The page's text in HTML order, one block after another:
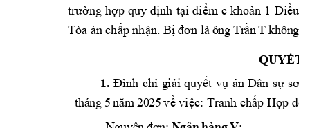
trường hợp quy định tại điểm c khoản 1 Điều
Tòa án chấp nhận. Bị đơn làôngTrần T không
QUYẾT
1. Đình chỉ giải quyết vụ án Dân sự sơ
tháng 5 năm 2025 về việc: Tranh chấp Hợp đồ